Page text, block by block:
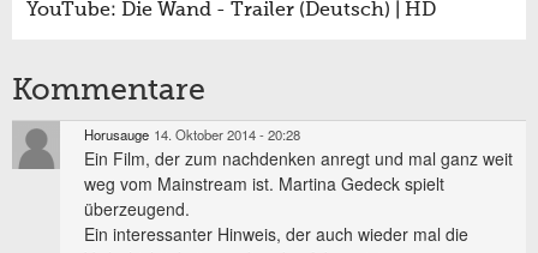
YouTube: Die Wand - Trailer (Deutsch) | HD
Kommentare
Horusauge 14. Oktober 2014 - 20:28
Ein Film, der zum nachdenken anregt und mal ganz weit
weg vom Mainstream ist. Martina Gedeck spielt
überzeugend.
Ein interessanter Hinweis, der auch wieder mal die